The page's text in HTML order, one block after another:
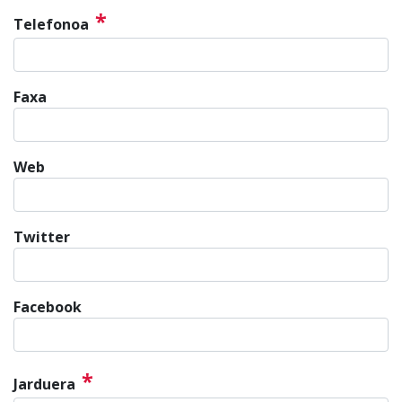
Telefonoa *
Faxa
Web
Twitter
Facebook
Jarduera *